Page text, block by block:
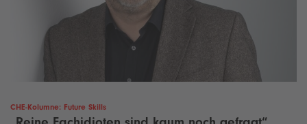
CHE-Kolumne: Future Skills